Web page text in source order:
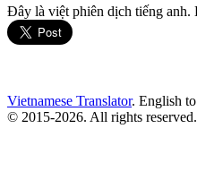
Đây là việt phiên dịch tiếng anh.
Vietnamese Translator. English
© 2015-2026. All rights reserved.